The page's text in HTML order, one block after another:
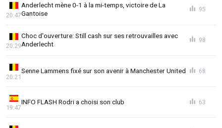
Anderlecht mène 0-1 à la mi-temps, victoire de La
Gantoise
20:47
95
Choc d'ouverture: Still cash sur ses retrouvailles avec
Anderlecht
20:29
98
Senne Lammens fixé sur son avenir à Manchester United
20:21
68
INFO FLASH Rodri a choisi son club
19:47
63